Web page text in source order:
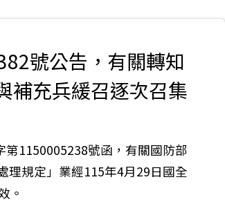
號公告，有關轉知
補充兵緩召逐次召集
1150005238號函，有關國防部
理規定」業經115年4月29日國全
。